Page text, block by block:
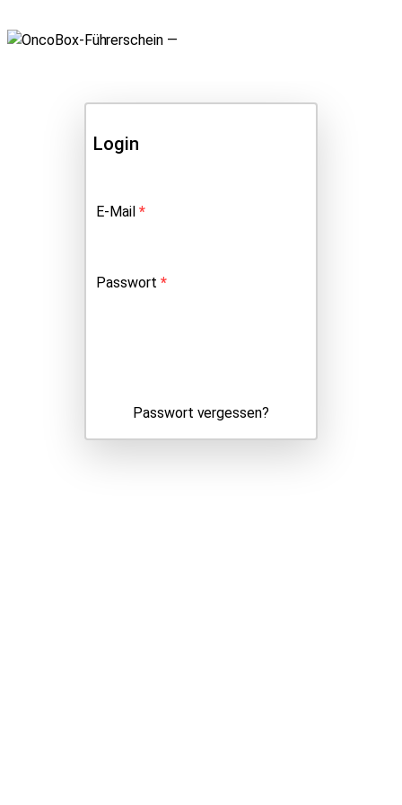
Login
E-Mail *Erforderlich
Passwort *Erforderlich
Passwort vergessen?